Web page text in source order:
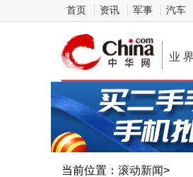
首页 资讯 军事 汽车
业 界
当前位置： 滚动新闻>